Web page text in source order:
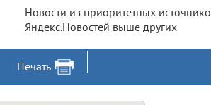
Новости из приоритетных
Яндекс.Новостей выше других
Печать